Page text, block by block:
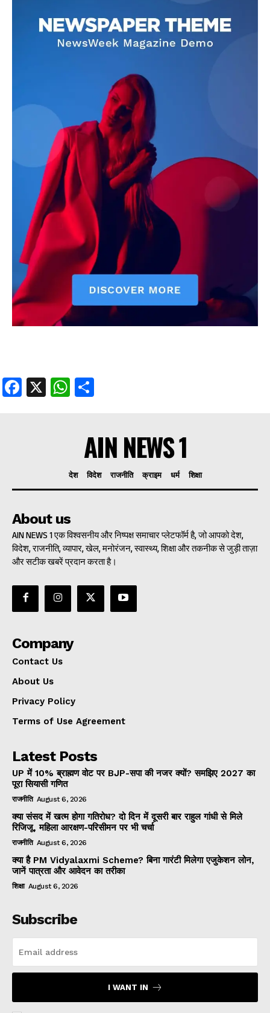
AIN NEWS 1
Contact Us
Privacy Policy
Terms of Use Agreement
Facebook
X WhatsApp
Share
Facebook
X WhatsApp
AIN NEWS 1
देश विदेश राजनीति क्राइम धर्म शिक्षा
About us
AIN NEWS 1 एक विश्वसनीय और निष्पक्ष समाचार प्लेटफॉर्म है, जो आपको देश,
विदेश, राजनीति, व्यापार, खेल, मनोरंजन, स्वास्थ्य, शिक्षा और तकनीक से जुड़ी ताज़ा
और सटीक खबरें प्रदान करता है।
Company
Contact Us
About Us
Privacy Policy
Terms of Use Agreement
Latest Posts
UP में 10% ब्राह्मण वोट पर BJP-सपा की नजर क्यों? समझिए 2027 का
पूरा सियासी गणित
राजनीति August 6, 2026
क्या संसद में खत्म होगा गतिरोध? दो दिन में दूसरी बार राहुल गांधी से मिले
रिजिजू, महिला आरक्षण-परिसीमन पर भी चर्चा
राजनीति August 6, 2026
क्या है PM Vidyalaxmi Scheme? बिना गारंटी मिलेगा एजुकेशन लोन,
जानें पात्रता और आवेदन का तरीका
शिक्षा August 6, 2026
Subscribe
I WANT IN